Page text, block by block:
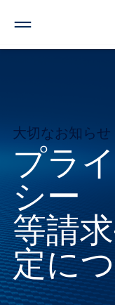
大切なお知らせ
プラ
シー
等請
定に